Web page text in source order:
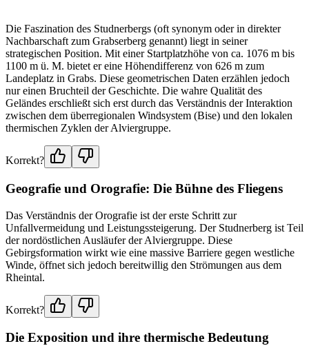
Die Faszination des Studnerbergs (oft synonym oder in direkter
Nachbarschaft zum Grabserberg genannt) liegt in seiner
strategischen Position. Mit einer Startplatzhöhe von ca. 1076 m bis
1100 m ü. M. bietet er eine Höhendifferenz von 626 m zum
Landeplatz in Grabs. Diese geometrischen Daten erzählen jedoch
nur einen Bruchteil der Geschichte. Die wahre Qualität des
Geländes erschließt sich erst durch das Verständnis der Interaktion
zwischen dem überregionalen Windsystem (Bise) und den lokalen
thermischen Zyklen der Alviergruppe.
Korrekt?
Geografie und Orografie: Die Bühne des Fliegens
Das Verständnis der Orografie ist der erste Schritt zur
Unfallvermeidung und Leistungssteigerung. Der Studnerberg ist Teil
der nordöstlichen Ausläufer der Alviergruppe. Diese
Gebirgsformation wirkt wie eine massive Barriere gegen westliche
Winde, öffnet sich jedoch bereitwillig den Strömungen aus dem
Rheintal.
Korrekt?
Die Exposition und ihre thermische Bedeutung